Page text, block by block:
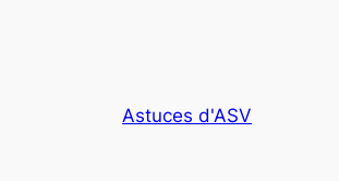
Astuces d'ASV